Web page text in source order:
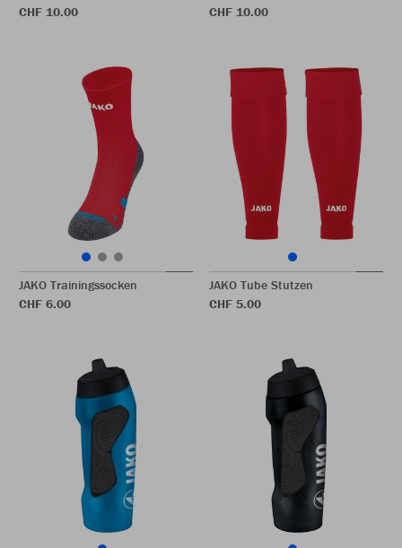
CHF 10.00
CHF 10.00
JAKO Trainingssocken
CHF 6.00
JAKO Tube Stutzen
CHF 5.00